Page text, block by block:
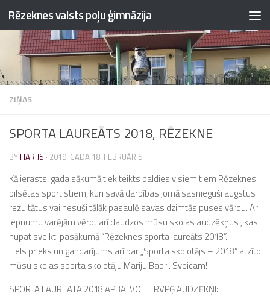
Skip to content
Rēzeknes valsts poļu ģimnāzija
ZIŅAS
SPORTA LAUREĀTS 2018, RĒZEKNE
BY HARIJS · 2019. GADA 18. FEBRUĀRIS
Kā ierasts, gada sākumā tiek teikts paldies visiem tiem Rēzeknes
pilsētas sportistiem, kuri savā darbības jomā sasnieguši augstus
rezultātus vai nesuši tālāk pasaulē savas dzimtās puses vārdu. Ar
lepnumu varējām vērot arī daudzos mūsu skolas audzēkņus , kas
nupat sveikti pasākumā “Rēzeknes sporta laureāts 2018”.
Liels prieks un gandarījums arī par „Sporta skolotājs – 2018” atzīto
mūsu skolas sporta skolotāju Mariju Babri. Sveicam!
SPORTA LAUREĀTĀ 2018 APBALVOTIE RVPĢ AUDZĒKŅI: